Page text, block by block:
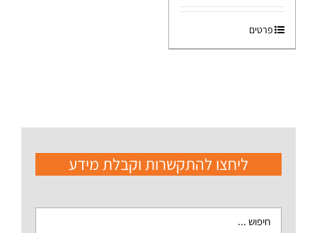
פרטים
ליחצו להתקשרות וקבלת מידע